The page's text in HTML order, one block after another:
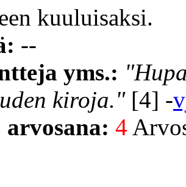
kuuluisaksi.
--
yms.:
kiroja."[4] -
4